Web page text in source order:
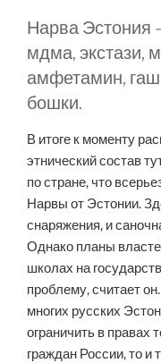
Нарва Эстония
мдма,
амфетамин,
бошки.
В итоге к моменту
этнический состав
по стране, что
Нарвы от Эстонии.
снаряжения, и
Однако планы
школах на
проблему, считает
многих русских
ограничить в правах
граждан России, то и